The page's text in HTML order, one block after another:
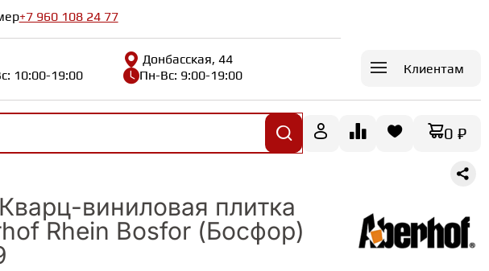
+7 960 108 24 77
10:00-19:00
Донбасская, 44
Пн-Вс: 9:00-19:00
Клиентам
0 ₽
виниловая плитка
Rhein Bosfor (Босфор)